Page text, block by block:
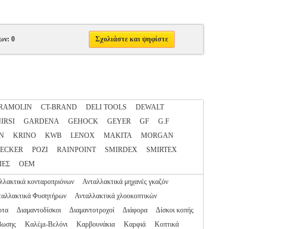
0 Σχολιάστε και ψηφίστε
CT-BRAND DELI TOOLS
DEWALT
GARDENA GEHOCK GEYER GF
G.F
KRINO KWB LENOX MAKITA
MORGAN
POZI RAINPOINT SMIRDEX
SMIRTEX
ΟΕΜ
κονταροπριόνων
Ανταλλακτικά μηχανές γκαζόν
Φυσητήρων
Ανταλλακτικά χλοοκοπτικών
Διαμαντοδίσκοι Διαμαντοτροχοί Διάφορα
Δίσκοι κοπής
Καλέμι-Βελόνι Καρβουνάκια Καρφιά
Κοπτικά